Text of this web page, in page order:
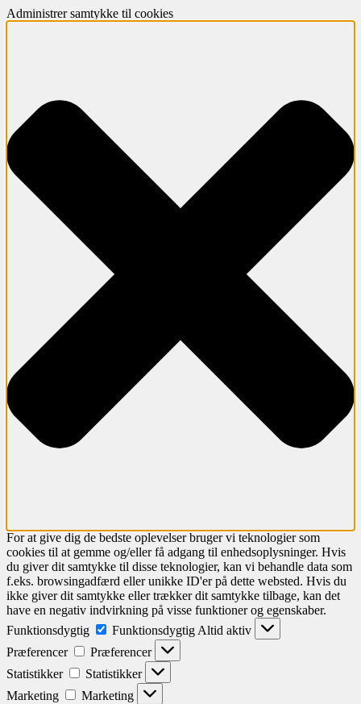
Administrer samtykke til cookies
For at give dig de bedste oplevelser bruger vi teknologier som
cookies til at gemme og/eller få adgang til enhedsoplysninger. Hvis
du giver dit samtykke til disse teknologier, kan vi behandle data som
f.eks. browsingadfærd eller unikke ID'er på dette websted. Hvis du
ikke giver dit samtykke eller trækker dit samtykke tilbage, kan det
have en negativ indvirkning på visse funktioner og egenskaber.
Funktionsdygtig
Funktionsdygtig Altid aktiv
Præferencer
Præferencer
Statistikker
Statistikker
Marketing
Marketing